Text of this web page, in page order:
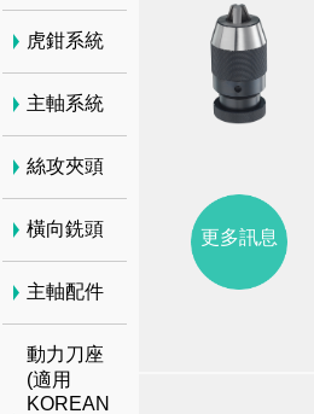
更多訊息
虎鉗系統
主軸系統
絲攻夾頭
橫向銑頭
主軸配件
動力刀座
(適用
KOREAN